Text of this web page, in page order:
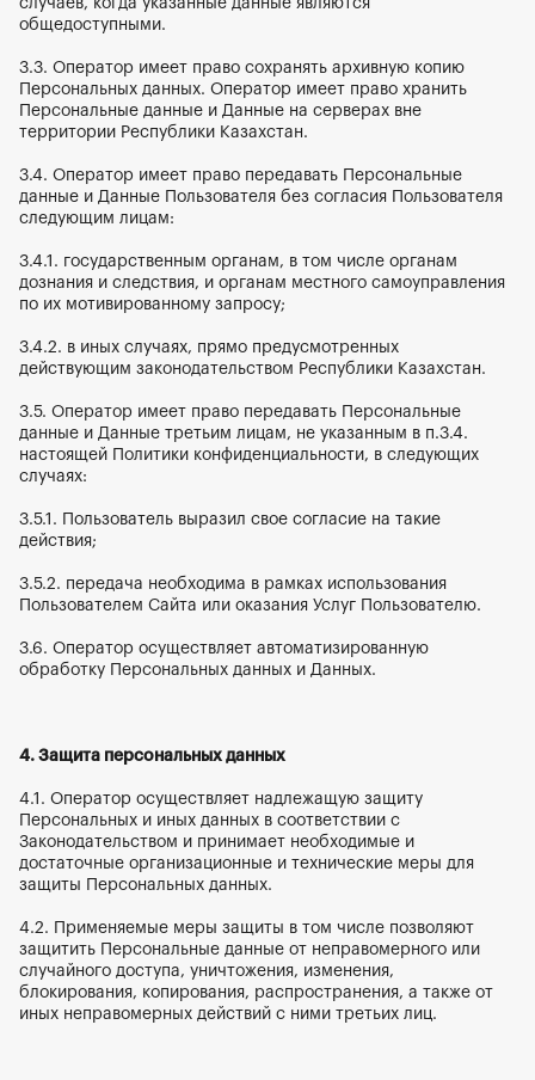
случаев, когда указанные данные являются
общедоступными.
3.3. Оператор имеет право сохранять архивную копию
Персональных данных. Оператор имеет право хранить
Персональные данные и Данные на серверах вне
территории Республики Казахстан.
3.4. Оператор имеет право передавать Персональные
данные и Данные Пользователя без согласия Пользователя
следующим лицам:
3.4.1. государственным органам, в том числе органам
дознания и следствия, и органам местного самоуправления
по их мотивированному запросу;
3.4.2. в иных случаях, прямо предусмотренных
действующим законодательством Республики Казахстан.
3.5. Оператор имеет право передавать Персональные
данные и Данные третьим лицам, не указанным в п.3.4.
настоящей Политики конфиденциальности, в следующих
случаях:
3.5.1. Пользователь выразил свое согласие на такие
действия;
3.5.2. передача необходима в рамках использования
Пользователем Сайта или оказания Услуг Пользователю.
3.6. Оператор осуществляет автоматизированную
обработку Персональных данных и Данных.
4. Защита персональных данных
4.1. Оператор осуществляет надлежащую защиту
Персональных и иных данных в соответствии с
Законодательством и принимает необходимые и
достаточные организационные и технические меры для
защиты Персональных данных.
4.2. Применяемые меры защиты в том числе позволяют
защитить Персональные данные от неправомерного или
случайного доступа, уничтожения, изменения,
блокирования, копирования, распространения, а также от
иных неправомерных действий с ними третьих лиц.